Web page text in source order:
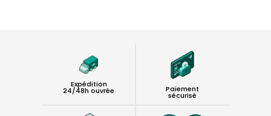
Expédition
24/48h ouvrée Paiement
sécurisé